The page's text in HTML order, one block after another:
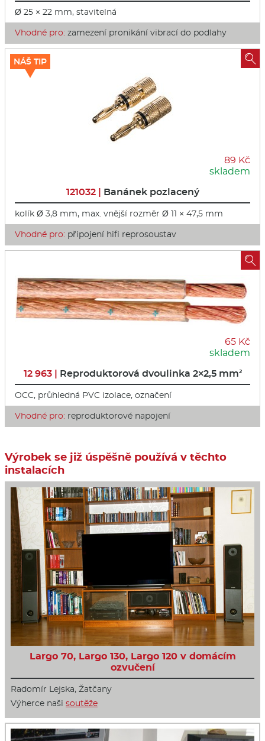
Ø 25 × 22 mm, stavitelná
Vhodné pro: zamezení pronikání vibrací do podlahy
89 Kč
skladem
121032 | Banánek pozlacený
kolík Ø 3,8 mm, max. vnější rozměr Ø 11 × 47,5 mm
Vhodné pro: připojení hifi reprosoustav
NÁŠ TIP 
65 Kč
skladem
12 963 | Reproduktorová dvoulinka 2×2,5 mm²
OCC, průhledná PVC izolace, označení
Vhodné pro: reproduktorové napojení

Výrobek se již úspěšně používá v těchto
instalacích
Largo 70, Largo 130, Largo 120 v domácím
ozvučení
Radomír Lejska, Žatčany
Výherce naši soutěže